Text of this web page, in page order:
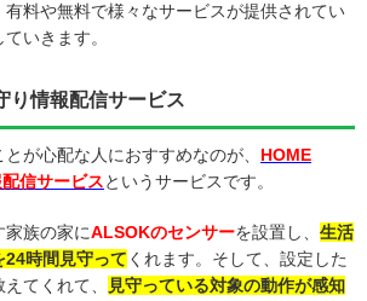
料や無料で様々なサービスが提供されてい
いきます。
り情報配信サービス
が心配な人におすすめなのが、 HOME
信サービスというサービスです。
家族の家にALSOKのセンサーを設置し、 生活
時間見守って くれます。そして、設定した
てくれて、
見守っている対象の動作が感知